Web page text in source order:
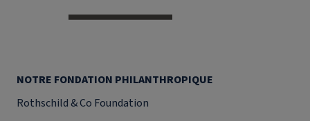
NOTRE FONDATION PHILANTHROPIQUE
Rothschild & Co Foundation